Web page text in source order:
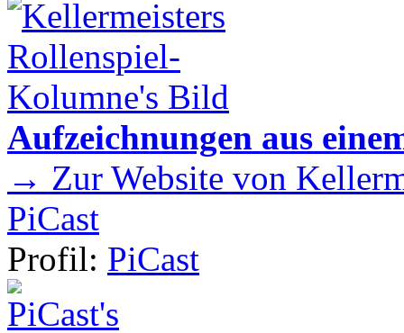
Aufzeichnungen aus
→ Zur Website von
PiCast
Profil: PiCast